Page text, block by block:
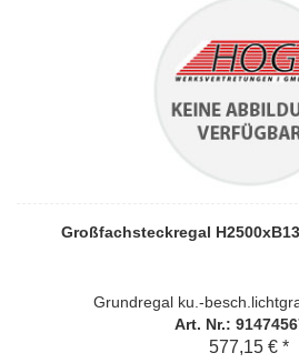
Großfachsteckregal
Grundregal ku.-
Art. Nr.:
577,15 € *